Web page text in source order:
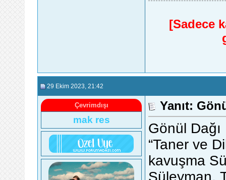
[Sadece
29 Ekim 2023 , 21:42
Çevrimdışı
mak res
Yanıt:
Gönül
“Taner ve
kavuşma
Süleyman,